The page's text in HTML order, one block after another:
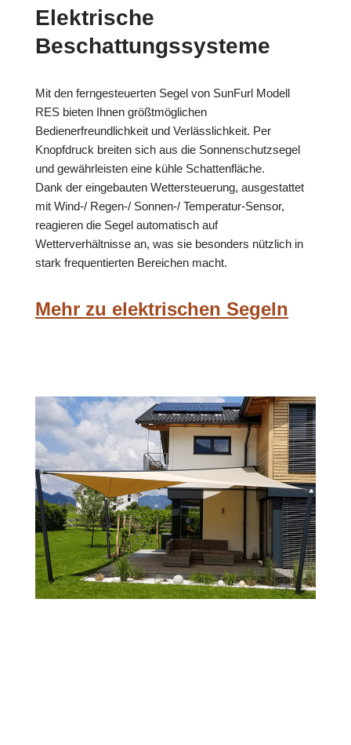
Elektrische
Beschattungssysteme
Mit den ferngesteuerten Segel von SunFurl Modell
RES bieten Ihnen größtmöglichen
Bedienerfreundlichkeit und Verlässlichkeit. Per
Knopfdruck breiten sich aus die Sonnenschutzsegel
und gewährleisten eine kühle Schattenfläche.
Dank der eingebauten Wettersteuerung, ausgestattet
mit Wind-/ Regen-/ Sonnen-/ Temperatur-Sensor,
reagieren die Segel automatisch auf
Wetterverhältnisse an, was sie besonders nützlich in
stark frequentierten Bereichen macht.
Mehr zu elektrischen Segeln